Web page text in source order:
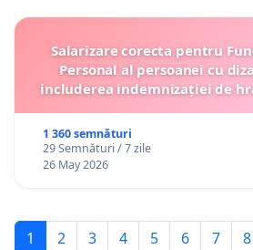
Salarizare corecta pentru
Personal al persoanei cu
includerea indemnizației de
1 360 semnături
29 Semnături / 7 zile
26 May 2026
1 2 3 4 5 6 7 8